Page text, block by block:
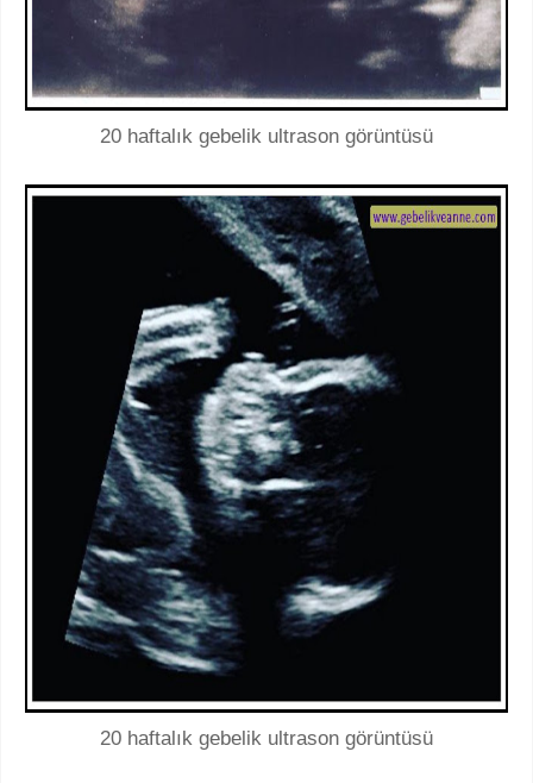
20 haftalık gebelik ultrason görüntüsü
20 haftalık gebelik ultrason görüntüsü